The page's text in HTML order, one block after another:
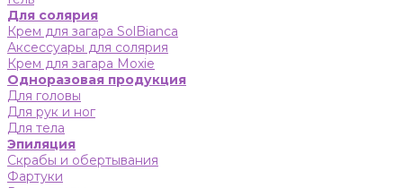
Для солярия
Крем для загара SolBianca
Аксессуары для солярия
Крем для загара Moxie
Одноразовая продукция
Для головы
Для рук и ног
Для тела
Эпиляция
Скрабы и обертывания
Фартуки